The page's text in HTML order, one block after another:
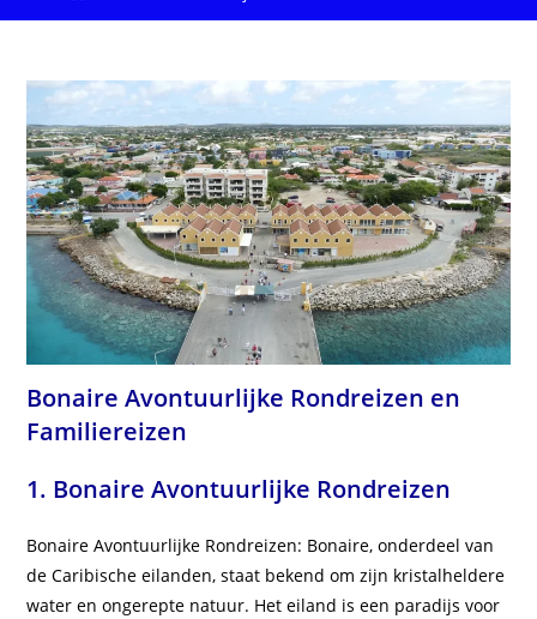
Bonaire Avontuurlijke Rondreizen en
Familiereizen
1. Bonaire Avontuurlijke Rondreizen
Bonaire Avontuurlijke Rondreizen: Bonaire, onderdeel van
de Caribische eilanden, staat bekend om zijn kristalheldere
water en ongerepte natuur. Het eiland is een paradijs voor